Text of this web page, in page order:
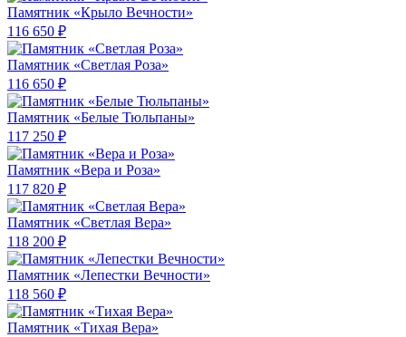
Памятник «Крыло Вечности»
116 650 ₽
Памятник «Светлая Роза»
116 650 ₽
Памятник «Белые Тюльпаны»
117 250 ₽
Памятник «Вера и Роза»
117 820 ₽
Памятник «Светлая Вера»
118 200 ₽
Памятник «Лепестки Вечности»
118 560 ₽
Памятник «Тихая Вера»